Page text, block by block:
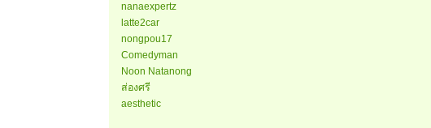
nanaexpertz
latte2car
nongpou17
Comedyman
Noon Natanong
ส่องศรี
aesthetic